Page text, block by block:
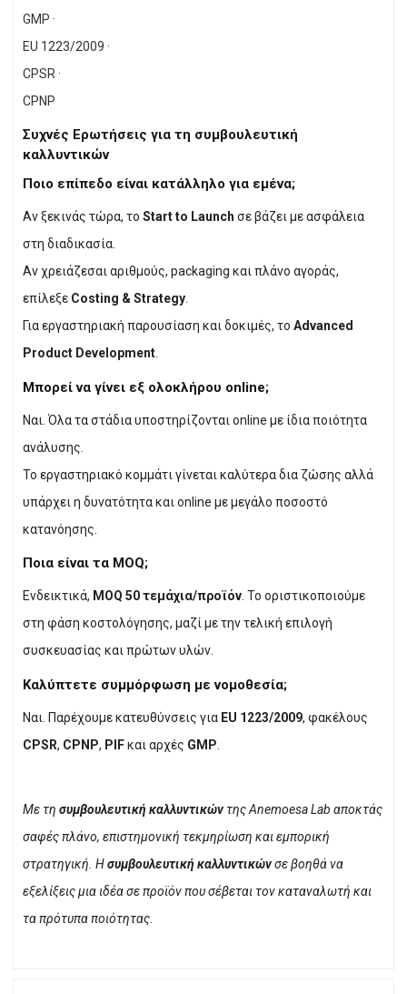
GMP ·
EU 1223/2009 ·
CPSR ·
CPNP
Συχνές Ερωτήσεις για τη συμβουλευτική
καλλυντικών
Ποιο επίπεδο είναι κατάλληλο για εμένα;
Αν ξεκινάς τώρα, τοStart to Launch σε βάζει με ασφάλεια
στη διαδικασία.
Αν χρειάζεσαι αριθμούς, packaging και πλάνο αγοράς,
επίλεξε Costing & Strategy
Για εργαστηριακή παρουσίαση και δοκιμές, τοAdvanced
Product Development
Μπορεί να γίνει εξ ολοκλήρου online;
Ναι. Όλα τα στάδια υποστηρίζονται online με ίδια ποιότητα
ανάλυσης.
Το εργαστηριακό κομμάτι γίνεται καλύτερα δια ζώσης αλλά
υπάρχει η δυνατότητα και online με μεγάλο ποσοστό
κατανόησης.
Ποια είναι τα MOQ;
Ενδεικτικά, MOQ 50 τεμάχια/προϊόν . Το οριστικοποιούμε
στη φάση κοστολόγησης, μαζί με την τελική επιλογή
συσκευασίας και πρώτων υλών.
Καλύπτετε συμμόρφωση με νομοθεσία;
Ναι. Παρέχουμε κατευθύνσεις για EU 1223/2009, φακέλους
CPSR, CPNP, PIFκαι αρχές GMP
Με τησυμβουλευτική καλλυντικώντης Anemoesa Lab αποκτάς
σαφές πλάνο, επιστημονική τεκμηρίωση και εμπορική
στρατηγική. Ησυμβουλευτική καλλυντικώνσε βοηθά να
εξελίξεις μια ιδέα σε προϊόν που σέβεται τον καταναλωτή και
τα πρότυπα ποιότητας.